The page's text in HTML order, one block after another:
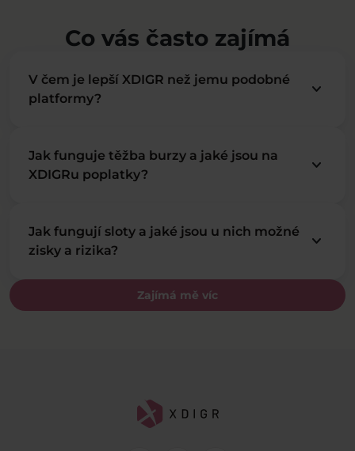
Co vás často zajímá
Zajímá mě víc
V čem je lepší XDIGR než jemu podobné
platformy?
keyboard_arrow_down
Jak funguje těžba burzy a jaké jsou na
XDIGRu poplatky?
keyboard_arrow_down
Jak fungují sloty a jaké jsou u nich možné
zisky a rizika?
keyboard_arrow_down